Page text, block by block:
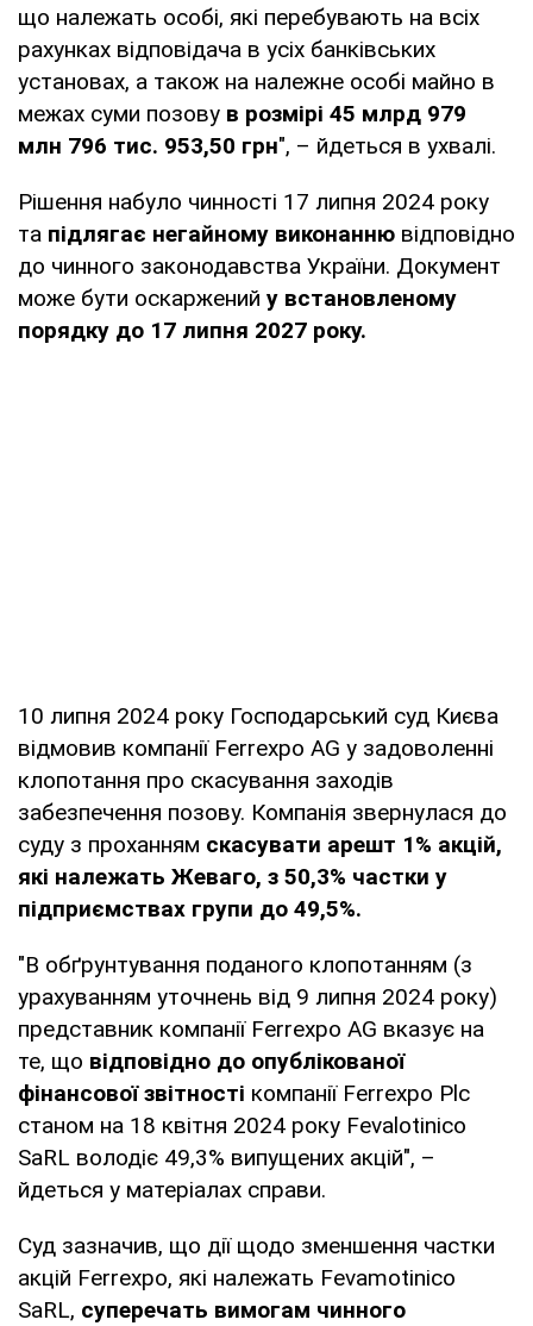
що належать особі, які перебувають на всіх
рахунках відповідача в усіх банківських
установах, а також на належне особі майно в
межах суми позову в розмірі 45 млрд 979
млн 796 тис. 953,50 грн", – йдеться в ухвалі.
Рішення набуло чинності 17 липня 2024 року
та підлягає негайному виконанню відповідно
до чинного законодавства України. Документ
може бути оскаржений у встановленому
порядку до 17 липня 2027 року.
10 липня 2024 року Господарський суд Києва
відмовив компанії Ferrexpo AG у задоволенні
клопотання про скасування заходів
забезпечення позову. Компанія звернулася до
суду з проханням скасувати арешт 1% акцій,
які належать Жеваго, з 50,3% частки у
підприємствах групи до 49,5%.
"В обґрунтування поданого клопотанням (з
урахуванням уточнень від 9 липня 2024 року)
представник компанії Ferrexpo AG вказує на
те, що відповідно до опублікованої
фінансової звітності компанії Ferrexpo Plc
станом на 18 квітня 2024 року Fevalotinico
SaRL володіє 49,3% випущених акцій", –
йдеться у матеріалах справи.
Суд зазначив, що дії щодо зменшення частки
акцій Ferrexpo, які належать Fevamotinico
SaRL, суперечать вимогам чинного